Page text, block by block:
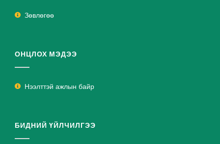
Зөвлөгөө
ОНЦЛОХ МЭДЭЭ
Нээлттэй ажлын байр
БИДНИЙ ҮЙЛЧИЛГЭЭ